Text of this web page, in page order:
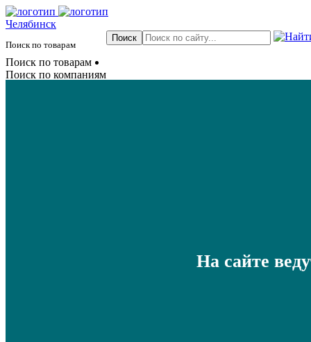
Челябинск
Поиск по товарам
Поиск по товарам
Поиск по компаниям
На сайте